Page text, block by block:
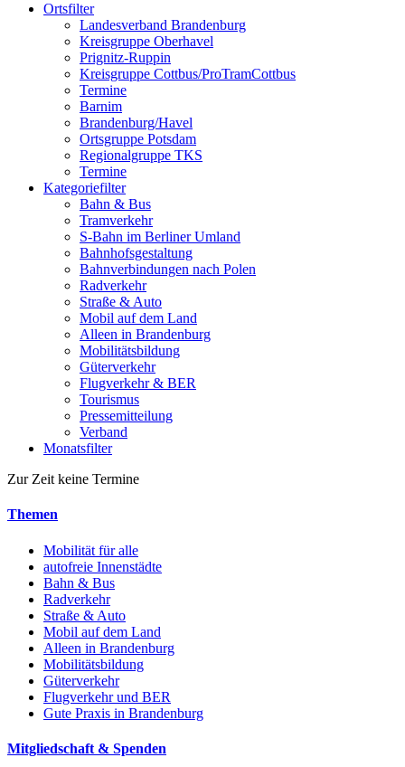
Ortsfilter
Landesverband Brandenburg
Kreisgruppe Oberhavel
Prignitz-Ruppin
Kreisgruppe Cottbus/ProTramCottbus
Termine
Barnim
Brandenburg/Havel
Ortsgruppe Potsdam
Regionalgruppe TKS
Termine
Kategoriefilter
Bahn & Bus
Tramverkehr
S-Bahn im Berliner Umland
Bahnhofsgestaltung
Bahnverbindungen nach Polen
Radverkehr
Straße & Auto
Mobil auf dem Land
Alleen in Brandenburg
Mobilitätsbildung
Güterverkehr
Flugverkehr & BER
Tourismus
Pressemitteilung
Verband
Monatsfilter
Zur Zeit keine Termine
Themen
Mobilität für alle
autofreie Innenstädte
Bahn & Bus
Radverkehr
Straße & Auto
Mobil auf dem Land
Alleen in Brandenburg
Mobilitätsbildung
Güterverkehr
Flugverkehr und BER
Gute Praxis in Brandenburg
Mitgliedschaft & Spenden